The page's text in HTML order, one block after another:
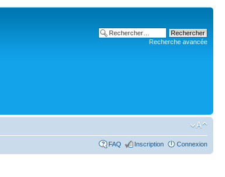
Recherche avancée
FAQ Inscription Connexion